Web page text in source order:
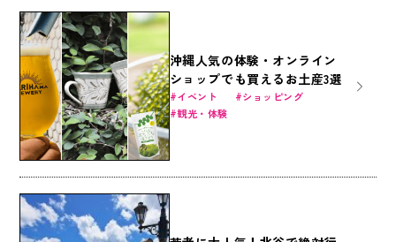
沖縄人気の体験・オンライン
ショップでも買えるお土産3選
イベント
ショッピング
観光・体験